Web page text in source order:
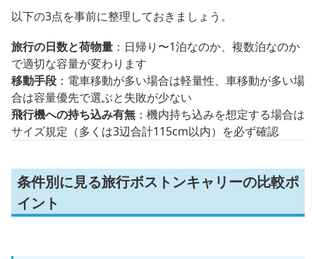
以下の3点を事前に整理しておきましょう。
旅行の日数と荷物量 ：日帰り〜1泊なのか、複数泊なのか
で適切な容量が変わります
移動手段 ：電車移動が多い場合は軽量性、車移動が多い場
合は容量優先で選ぶと失敗が少ない
飛行機への持ち込み有無 ：機内持ち込みを想定する場合は
サイズ規定（多くは3辺合計115cm以内）を必ず確認
条件別に見る旅行ボストンキャリーの比較ポ
イント